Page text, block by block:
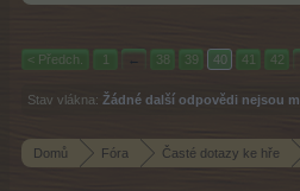
< Předch. 1 ← 38 39 40 41 42
Stav vlákna: Žádné další odpovědi nejsou
Domů Fóra Časté dotazy ke hře